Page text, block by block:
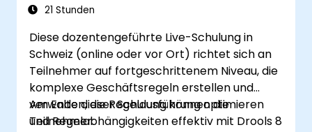
Regelentwicklung implementieren.
Unternehmensbedürfnisse designen und
bereitstellen.
21 Stunden
Diese dozentengeführte Live-Schulung in
Schweiz (online oder vor Ort) richtet sich an
Teilnehmer auf fortgeschrittenem Niveau, die
komplexe Geschäftsregeln erstellen und
verwalten, die Regelausführung optimieren
und Regelabhängigkeiten effektiv mit Drools 8
Am Ende dieser Schulung können die
Teilnehmer: